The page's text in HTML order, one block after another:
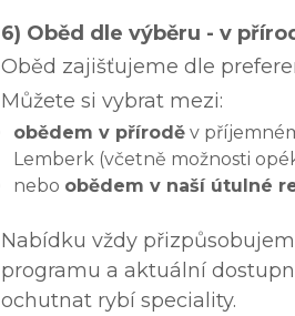
6) Oběd dle výběru - v
Oběd zajišťujeme dle
Můžete si vybrat mezi:
obědem v přírodě v
Lemberk (včetně možnosti
nebo obědem v naší útulné
Nabídku vždy
programu a aktuální
ochutnat rybí speciality.